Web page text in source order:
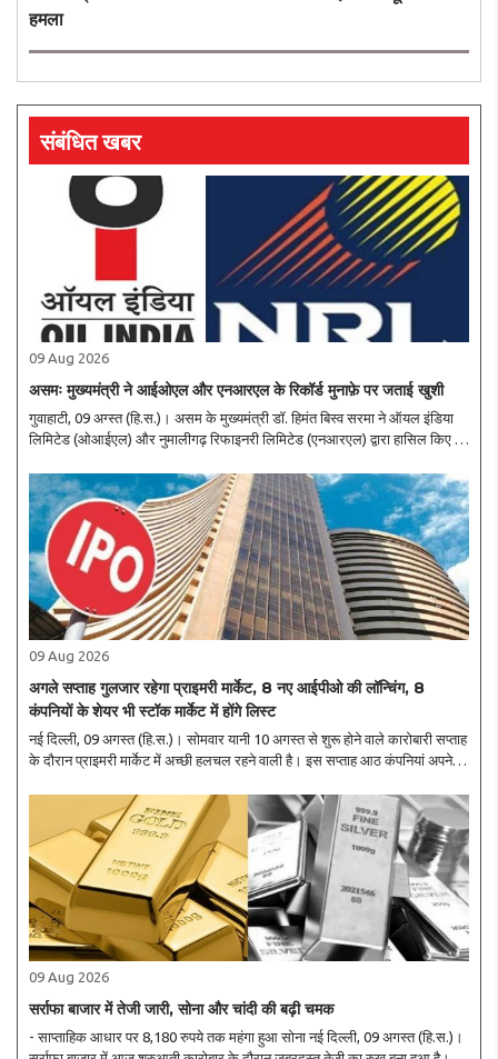
हमला
संबंधित खबर
09 Aug 2026
असमः मुख्यमंत्री ने आईओएल और एनआरएल के रिकॉर्ड मुनाफ़े पर जताई खुशी
गुवाहाटी, 09 अग्स्त (हि.स.)। असम के मुख्यमंत्री डॉ. हिमंत बिस्व सरमा ने ऑयल इंडिया
लिमिटेड (ओआईएल) और नुमालीगढ़ रिफाइनरी लिमिटेड (एनआरएल) द्वारा हासिल किए गए
लिए ..
09 Aug 2026
अगले सप्ताह गुलजार रहेगा प्राइमरी मार्केट, 8 नए आईपीओ की लॉन्चिंग, 8
कंपनियों के शेयर भी स्टॉक मार्केट में होंगे लिस्ट
नई दिल्ली, 09 अगस्त (हि.स.)। सोमवार यानी 10 अगस्त से शुरू होने वाले कारोबारी सप्ताह
के दौरान प्राइमरी मार्केट में अच्छी हलचल रहने वाली है। इस सप्ताह आठ कंपनियां अपने
09 Aug 2026
सर्राफा बाजार में तेजी जारी, सोना और चांदी की बढ़ी चमक
- साप्ताहिक आधार पर 8,180 रुपये तक महंगा हुआ सोना नई दिल्ली, 09 अगस्त (हि.स.)।